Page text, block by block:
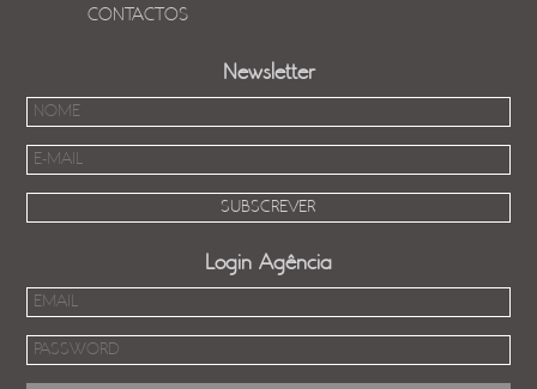
CONTACTOS
Newsletter
Login Agência